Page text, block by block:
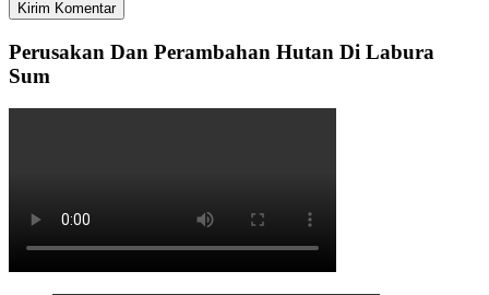
Perusakan Dan Perambahan Hutan Di Labura
Sum